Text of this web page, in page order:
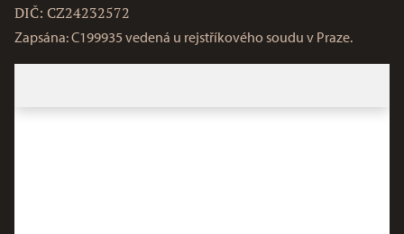
DIČ: CZ24232572
Zapsána: C199935 vedená u rejstříkového soudu v Praze.